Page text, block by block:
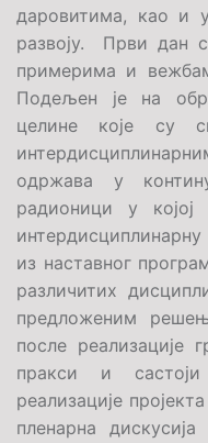
даровитима, као и
развоју. Први дан
примерима и
Подељен је на
целине које су
одржава у
радионици у којој
из наставног
различитих
предложеним
после реализације
пракси и
реализације
пленарна